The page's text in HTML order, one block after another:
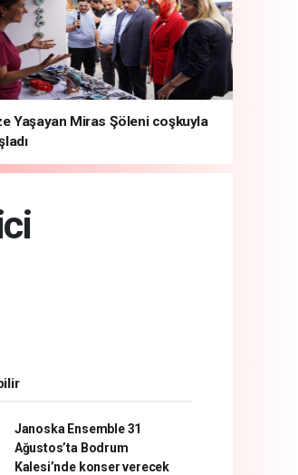
Yaşayan Miras Şöleni coşkuyla
Janoska Ensemble 31
Ağustos’ta Bodrum
Kalesi’nde konser verecek